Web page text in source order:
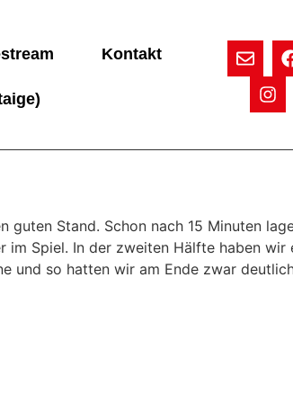
Kontakt
guten Stand. Schon nach 15 Minuten
im Spiel. In der zweiten Hälfte haben
und so hatten wir am Ende zwar